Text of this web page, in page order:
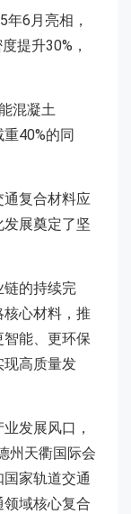
6月亮相，
提升30%，
混凝土
40%的同
复合材料应
展奠定了坚
的持续完
心材料，推
能、更环保
现高质量发
发展风口，
州天衢国际会
家轨道交通
域核心复合